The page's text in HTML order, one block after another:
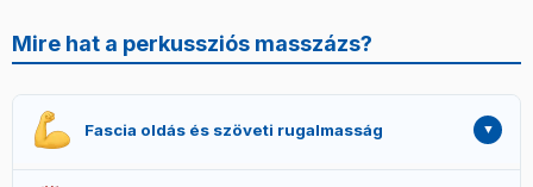
Mire hat a perkussziós masszázs?
Fascia oldás és szöveti rugalmasság
A fascia az izmokat körülvevő kötőszöveti réteg, amely